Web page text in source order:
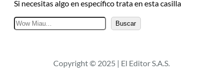
Si necesitas algo en específico trata en esta casilla
B
u
a
Buscar
Copyright © 2025 | El Editor S.A.S.